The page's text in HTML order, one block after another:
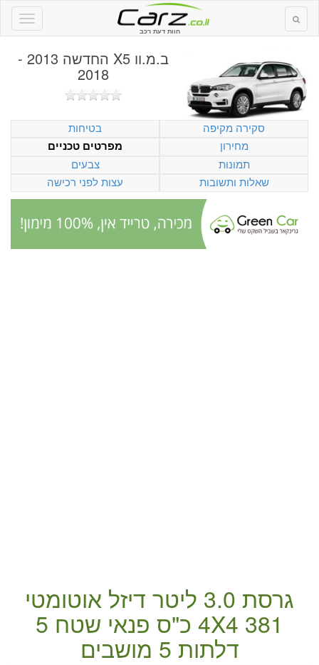
חוות דעת רכב
ב.מ.וו X5 החדשה 2013 -
2018
סקירה מקיפה
בטיחות
מחירון
מפרטים טכניים
תמונות
צבעים
שאלות ותשובות
עצות לפני רכישה
גרסת 3.0 ליטר דיזל אוטומטי
4X4 381 כ"ס פנאי שטח 5
דלתות